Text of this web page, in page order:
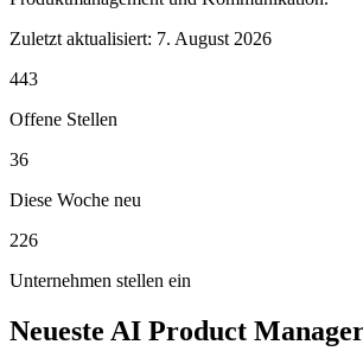
Zuletzt aktualisiert: 7. August 2026
443
Offene Stellen
36
Diese Woche neu
226
Unternehmen stellen ein
Neueste AI Product